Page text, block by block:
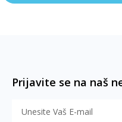
Prijavite se na naš